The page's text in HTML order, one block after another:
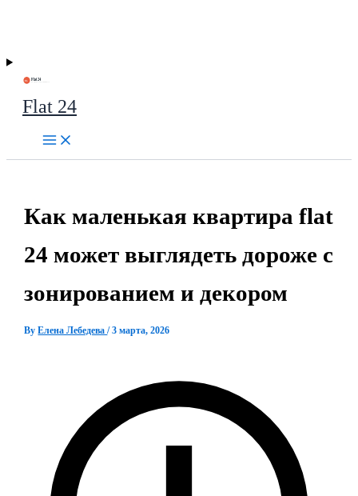
Flat 24
Как маленькая квартира flat
24 может выглядеть дороже с
зонированием и декором
ByЕлена Лебедева/3 марта, 2026